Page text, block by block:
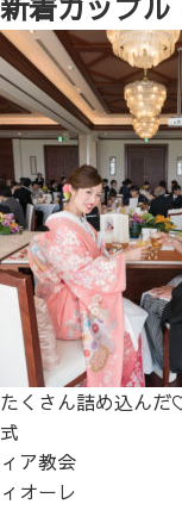
くさん詰め込ん
ア教会
オーレ